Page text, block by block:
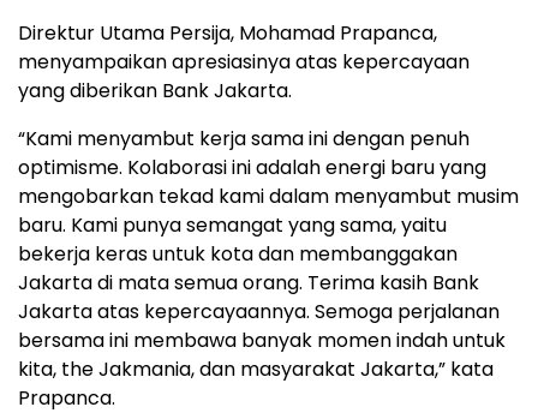
Direktur Utama Persija, Mohamad Prapanca,
menyampaikan apresiasinya atas kepercayaan
yang diberikan Bank Jakarta.
“Kami menyambut kerja sama ini dengan penuh
optimisme. Kolaborasi ini adalah energi baru yang
mengobarkan tekad kami dalam menyambut musim
baru. Kami punya semangat yang sama, yaitu
bekerja keras untuk kota dan membanggakan
Jakarta di mata semua orang. Terima kasih Bank
Jakarta atas kepercayaannya. Semoga perjalanan
bersama ini membawa banyak momen indah untuk
kita, the Jakmania, dan masyarakat Jakarta,” kata
Prapanca.